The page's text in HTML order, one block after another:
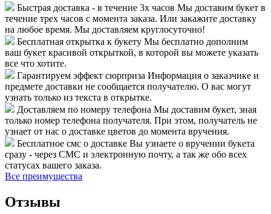
Быстрая доставка - в течение 3х часов Мы доставим букет в
течение трех часов с момента заказа. Или закажите доставку
на любое время. Мы доставляем круглосуточно!
Бесплатная открытка к букету Мы бесплатно дополним
ваш букет красивой открыткой, в которой вы можете указать
все что хотите.
Гарантируем эффект сюрприза Информация о заказчике и
предмете доставки не сообщается получателю. О вас могут
узнать только из текста в открытке.
Доставляем по номеру телефона Мы доставим букет, зная
только номер телефона получателя. При этом, получатель не
узнает от нас о доставке цветов до момента вручения.
Бесплатное смс о доставке Вы узнаете о вручении букета
сразу - через СМС и электронную почту, а так же обо всех
статусах вашего заказа.
Все преимущества
Отзывы